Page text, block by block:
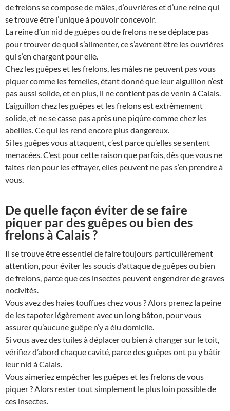
de frelons se compose de mâles, d’ouvrières et d’une reine qui
se trouve être l’unique à pouvoir concevoir.
La reine d’un nid de guêpes ou de frelons ne se déplace pas
pour trouver de quoi s’alimenter, ce s’avèrent être les ouvrières
qui s’en chargent pour elle.
Chez les guêpes et les frelons, les mâles ne peuvent pas vous
piquer comme les femelles, étant donné que leur aiguillon n’est
pas aussi solide, et en plus, il ne contient pas de venin à Calais.
L’aiguillon chez les guêpes et les frelons est extrêmement
solide, et ne se casse pas après une piqûre comme chez les
abeilles. Ce qui les rend encore plus dangereux.
Si les guêpes vous attaquent, c’est parce qu’elles se sentent
menacées. C’est pour cette raison que parfois, dès que vous ne
faites rien pour les effrayer, elles peuvent ne pas s’en prendre à
vous.
De quelle façon éviter de se faire
piquer par des guêpes ou bien des
frelons à Calais ?
Il se trouve être essentiel de faire toujours particulièrement
attention, pour éviter les soucis d’attaque de guêpes ou bien
de frelons, parce que ces insectes peuvent engendrer de graves
nocivités.
Vous avez des haies touffues chez vous ? Alors prenez la peine
de les tapoter légèrement avec un long bâton, pour vous
assurer qu’aucune guêpe n’y a élu domicile.
Si vous avez des tuiles à déplacer ou bien à changer sur le toit,
vérifiez d’abord chaque cavité, parce des guêpes ont pu y bâtir
leur nid à Calais.
Vous aimeriez empêcher les guêpes et les frelons de vous
piquer ? Alors rester tout simplement le plus loin possible de
ces insectes.